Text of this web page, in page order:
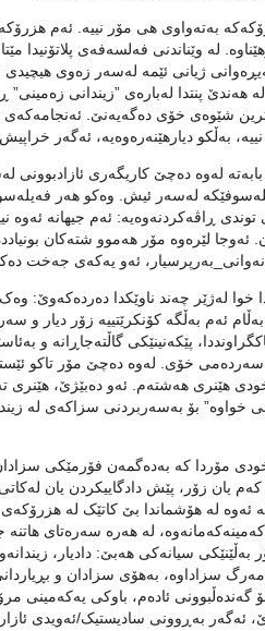
بەتەواوی هی مۆر نییە. ئەم
لە وێناندنی فەلسەفەی
ژیانی ئێمە لەسەر زەوی هیچیدی
شێوەی خۆی دەگەیەنێ. ئەنجامەکەی
نییە، بەڵکو دیارهێنەرەوەیە، ئەگەر
لەوە دەچێ کاریگەری ئازادبوونی
لەسەر ئیش. وەکو هەر
توندی ڕاڤەکردنەوەیە: ئەم جیهانە
ئەوجا لێرەوە مۆر هەموو شتەکان
ئەو یەکەی جەخت
خوا لەژێر چەند ناوێکدا
ئەم بەڵگە کۆنکرێتییە زۆر دیار و
پێکەنینێکی گاڵتەجاڕانە و
خۆی. لەوە دەچێ مۆر تاکو
هێنری هەشتەم. ئەو دەبێژێ، هێنری
خودی مۆردا کە بەدەگمەن فۆرمێکی
یان زۆر، پێش دادگاییکردن یان
ئەوە لە هۆشماندا بێ کاتێک لە
لە هەرە سەرەتای
بەڵێنێکی سیانەکی هەبێ: دادیار،
سزاداوە، بەهۆی سزادان و
گەندەڵبوونی ئادەم، باوکی
ئەگەر بەڕوونی سادیستیک/ئەویدی